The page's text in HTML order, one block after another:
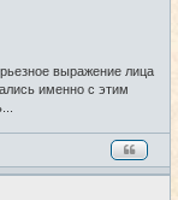
выражение лица
именно с этим